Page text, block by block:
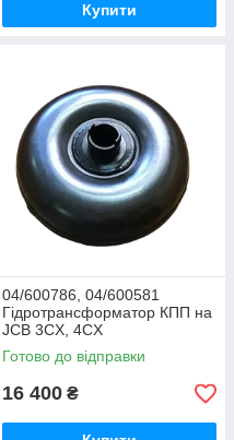
Купити
04/600786, 04/600581
Гідротрансформатор КПП на
JCB 3CX, 4CX
Готово до відправки
16 400 ₴